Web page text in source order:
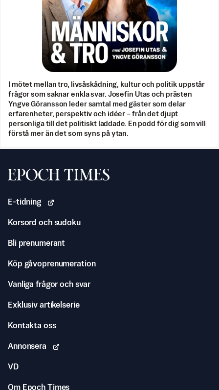
I mötet mellan tro, livsåskådning, kultur och politik uppstår
frågor som saknar enkla svar. Josefin Utas och prästen
Yngve Göransson leder samtal med gäster som delar
erfarenheter, perspektiv och idéer – från det djupt
personliga till det politiskt laddade. En podd för dig som vill
förstå mer än det som syns på ytan.
Svenska Epoch Times
E-tidning
Korsord och sudoku
Bli prenumerant
Köp gåvoprenumeration
Vanliga frågor och svar
Exklusiv artikelserie
Kontakta oss
Annonsera
VD
Om Epoch Times